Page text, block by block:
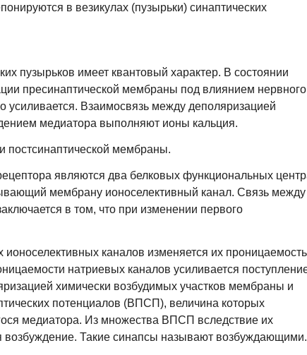
в везикулах (пузырьки) синаптических
пузырьков имеет квантовый характер. В состоянии
пресинаптической мембраны под влиянием нервного
Взаимосвязь между деполяризацией
медиатора выполняют ионы кальция.
постсинаптической мембраны.
являются два белковых функциональных
мембрану ионоселективный канал. Связь между
в том, что при изменении первого
каналов изменяется их проницаемость
натриевых каналов усиливается
химически возбудимых участков мембраны и
потенциалов (ВПСП), величина которых
медиатора. Из множества ВПСП вследствие их
возбуждение. Такие синапсы называют возбуждающими.